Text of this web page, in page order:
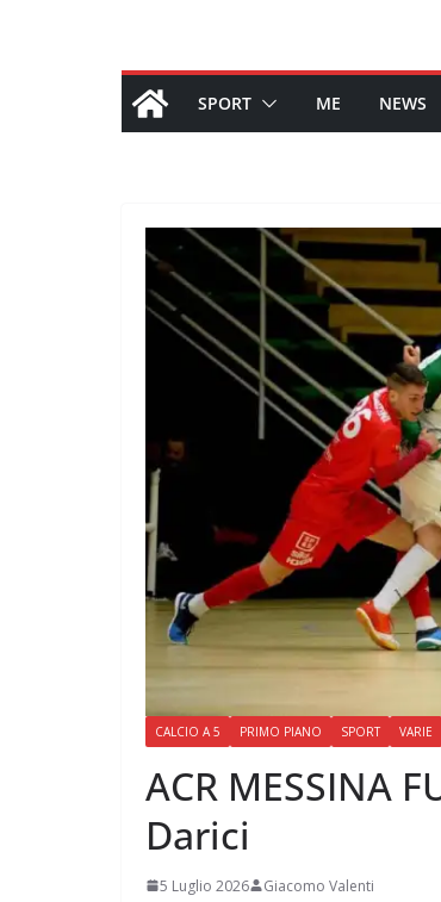
SPORT ME NEWS
CALCIO A 5 PRIMO PIANO SPORT VARIE
ACR MESSINA
Darici
5 Luglio 2026 Giacomo Valenti